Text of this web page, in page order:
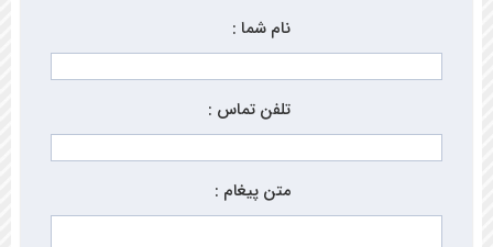
نام شما :
تلفن تماس :
متن پیغام :